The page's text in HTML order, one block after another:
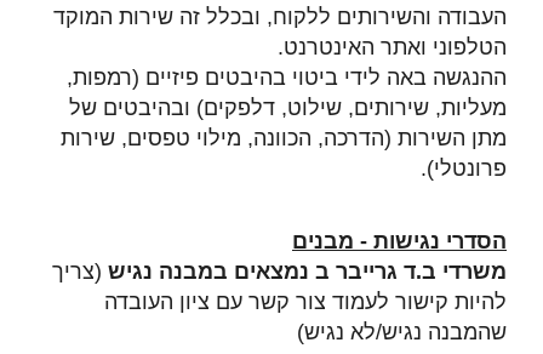
העבודה והשירותים ללקוח, ובכלל זה שירות המוקד
הטלפוני ואתר האינטרנט.
ההנגשה באה לידי ביטוי בהיבטים פיזיים (רמפות,
מעליות, שירותים, שילוט, דלפקים) ובהיבטים של
מתן השירות (הדרכה, הכוונה, מילוי טפסים, שירות
פרונטלי).
הסדרי נגישות - מבנים
משרדי ב.ד גרייבר ב נמצאים במבנה נגיש (צריך
להיות קישור לעמוד צור קשר עם ציון העובדה
שהמבנה נגיש/לא נגיש)